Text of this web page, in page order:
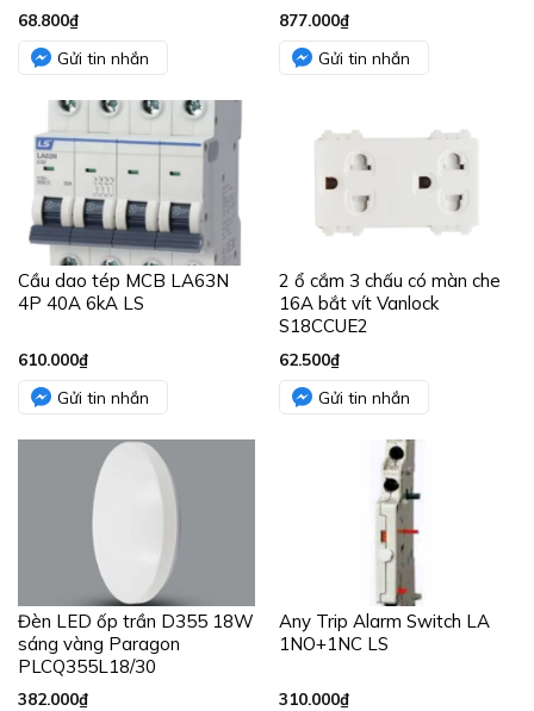
68.800₫
Gửi tin nhắn
877.000₫
Gửi tin nhắn
Cầu dao tép MCB LA63N
4P 40A 6kA LS
610.000₫
Gửi tin nhắn
2 ổ cắm 3 chấu có màn che
16A bắt vít Vanlock
S18CCUE2
62.500₫
Gửi tin nhắn
Đèn LED ốp trần D355 18W
sáng vàng Paragon
PLCQ355L18/30
382.000₫
Any Trip Alarm Switch LA
1NO+1NC LS
310.000₫